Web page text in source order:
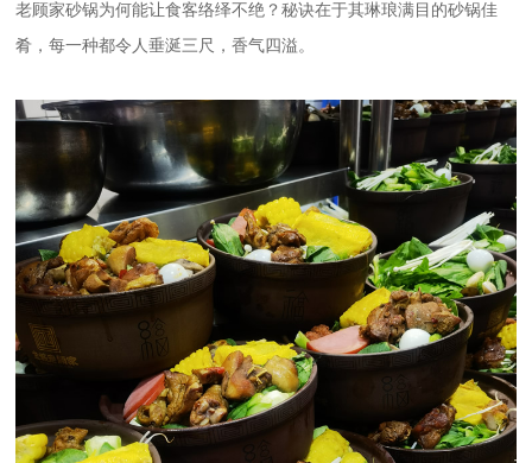
老顾家砂锅为何能让食客络绎不绝？秘诀在于其琳琅满目的砂锅佳
肴，每一种都令人垂涎三尺，香气四溢。